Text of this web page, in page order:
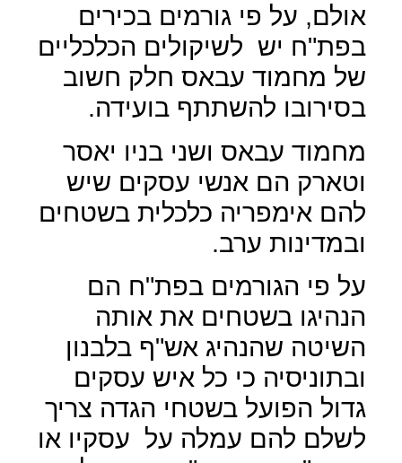
אולם, על פי גורמים בכירים
בפת"ח יש לשיקולים הכלכליים
של מחמוד עבאס חלק חשוב
בסירובו להשתתף בועידה.
מחמוד עבאס ושני בניו יאסר
וטארק הם אנשי עסקים שיש
להם אימפריה כלכלית בשטחים
ובמדינות ערב.
על פי הגורמים בפת"ח הם
הנהיגו בשטחים את אותה
השיטה שהנהיג אש"ף בלבנון
ובתוניסיה כי כל איש עסקים
גדול הפועל בשטחי הגדה צריך
לשלם להם עמלה על עסקיו או